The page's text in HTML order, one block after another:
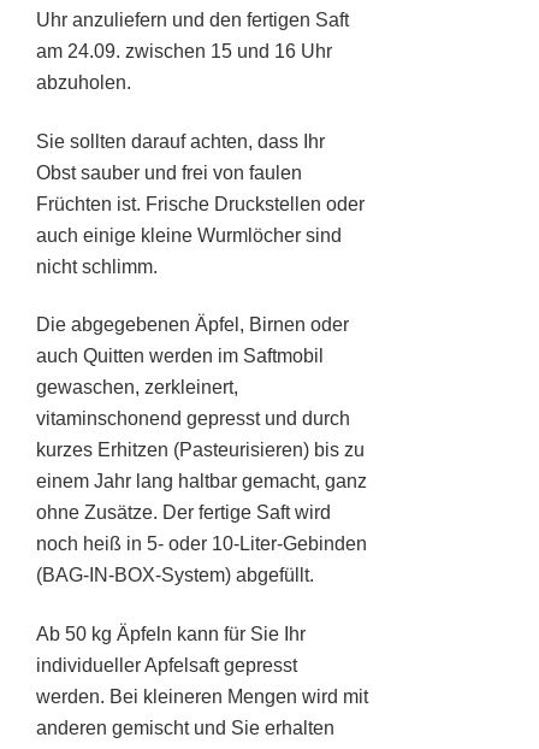
Uhr anzuliefern und den fertigen Saft
am 24.09. zwischen 15 und 16 Uhr
abzuholen.
Sie sollten darauf achten, dass Ihr
Obst sauber und frei von faulen
Früchten ist. Frische Druckstellen oder
auch einige kleine Wurmlöcher sind
nicht schlimm.
Die abgegebenen Äpfel, Birnen oder
auch Quitten werden im Saftmobil
gewaschen, zerkleinert,
vitaminschonend gepresst und durch
kurzes Erhitzen (Pasteurisieren) bis zu
einem Jahr lang haltbar gemacht, ganz
ohne Zusätze. Der fertige Saft wird
noch heiß in 5- oder 10-Liter-Gebinden
(BAG-IN-BOX-System) abgefüllt.
Ab 50 kg Äpfeln kann für Sie Ihr
individueller Apfelsaft gepresst
werden. Bei kleineren Mengen wird mit
anderen gemischt und Sie erhalten